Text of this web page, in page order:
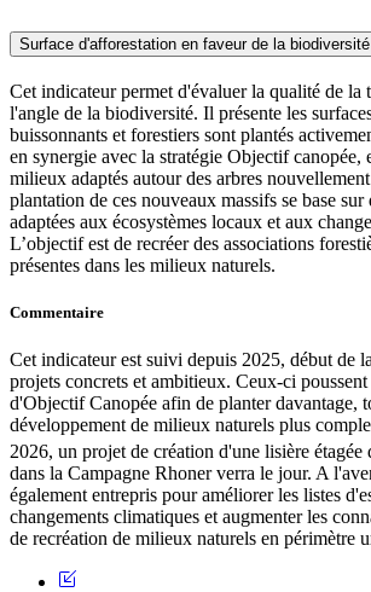
Surface d'afforestation en faveur de la biodiversité
Cet indicateur permet d'évaluer la qualité de la
l'angle de la biodiversité. Il présente les
buissonnants et forestiers sont plantés
en synergie avec la stratégie Objectif canopée,
milieux adaptés autour des arbres
plantation de ces nouveaux massifs se base sur
adaptées aux écosystèmes locaux et aux
L’objectif est de recréer des associations
présentes dans les milieux naturels.
Commentaire
Cet indicateur est suivi depuis 2025, début de
projets concrets et ambitieux. Ceux-ci
d'Objectif Canopée afin de planter davantage,
développement de milieux naturels plus
2026, un projet de création d'une lisière
dans la Campagne Rhoner verra le jour. A
également entrepris pour améliorer les listes
changements climatiques et augmenter les
de recréation de milieux naturels en périmètre